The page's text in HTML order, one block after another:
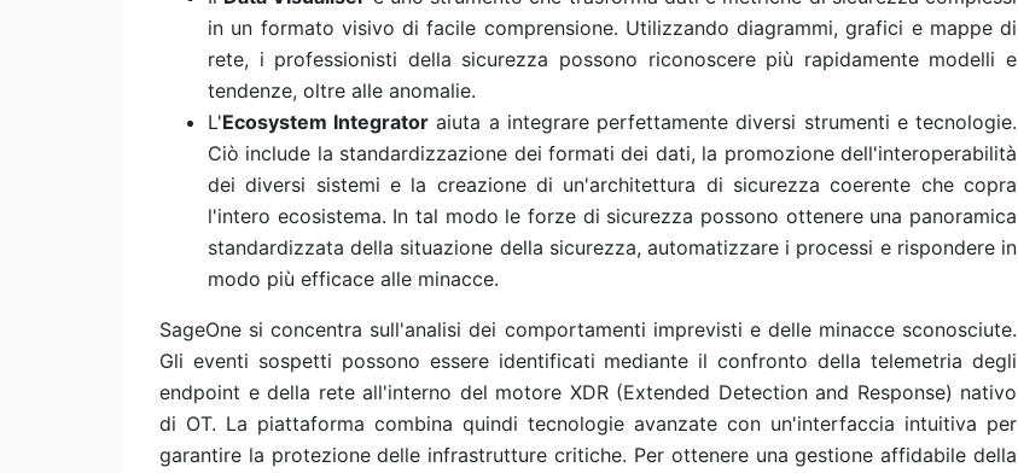
in un formato visivo di facile comprensione. Utilizzando diagrammi, grafici e mappe di
rete, i professionisti della sicurezza possono riconoscere più rapidamente modelli e
tendenze, oltre alle anomalie.
L'Ecosystem Integrator aiuta a integrare perfettamente diversi strumenti e tecnologie.
Ciò include la standardizzazione dei formati dei dati, la promozione dell'interoperabilità
dei diversi sistemi e la creazione di un'architettura di sicurezza coerente che copra
l'intero ecosistema. In tal modo le forze di sicurezza possono ottenere una panoramica
standardizzata della situazione della sicurezza, automatizzare i processi e rispondere in
modo più efficace alle minacce.
SageOne si concentra sull'analisi dei comportamenti imprevisti e delle minacce sconosciute.
Gli eventi sospetti possono essere identificati mediante il confronto della telemetria degli
endpoint e della rete all'interno del motore XDR (Extended Detection and Response) nativo
di OT. La piattaforma combina quindi tecnologie avanzate con un'interfaccia intuitiva per
garantire la protezione delle infrastrutture critiche. Per ottenere una gestione affidabile della